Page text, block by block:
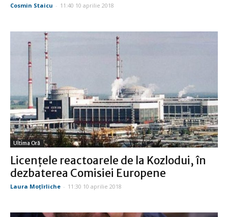
Cosmin Staicu - 11:40 10 aprilie 2018
Ultima Oră
Licenţele reactoarele de la Kozlodui, în
dezbaterea Comisiei Europene
Laura Moţîrliche - 11:30 10 aprilie 2018